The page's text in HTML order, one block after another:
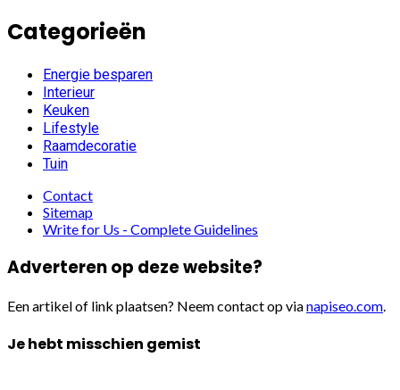
Categorieën
Energie besparen
Interieur
Keuken
Lifestyle
Raamdecoratie
Tuin
Contact
Sitemap
Write for Us - Complete Guidelines
Adverteren op deze website?
Een artikel of link plaatsen? Neem contact op vianapiseo.com
Je hebt misschien gemist